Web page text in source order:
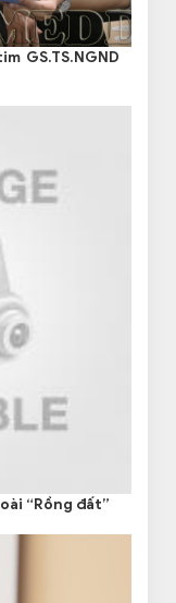
GS.TS.NGND
“Rồng đất”